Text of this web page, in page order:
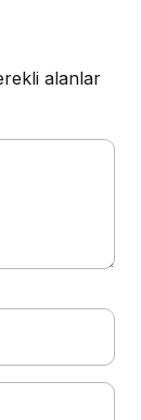
alanlar